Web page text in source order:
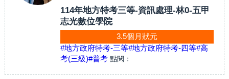
114年地方特考三等-資訊處理-林0-五甲
志光數位學院
3.5個月狀元
#地方政府特考-三等#地方政府特考-四等#高
考(三級)#普考 點閱：